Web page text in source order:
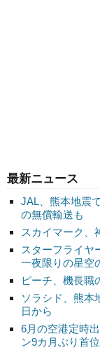
最新ニュース
JAL、熊本地震
の無償輸送も
スカイマーク
スターフライ
一夜限りの星空
ピーチ、機長
ソラシド、熊
日から
6月の空港定時
ン9カ月ぶり首